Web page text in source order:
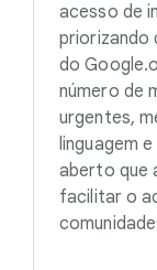
acesso de
priorizando
do
número de
urgentes,
linguagem
aberto que
facilitar o